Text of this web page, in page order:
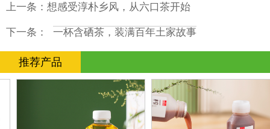
上一条： 想感受淳朴乡风，从六口茶开始
下一条： 一杯含硒茶，装满百年土家故事
推荐产品